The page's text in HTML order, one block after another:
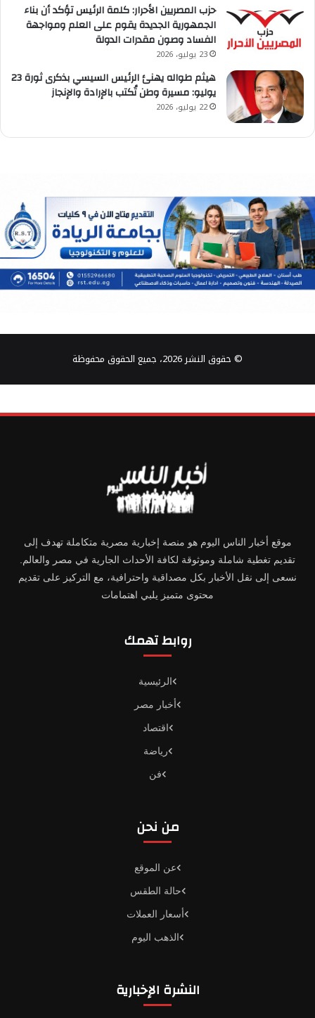
حزب المصريين الأحرار: كلمة الرئيس تؤكد أن بناء
الجمهورية الجديدة يقوم على العلم ومواجهة
الفساد وصون مقدرات الدولة
23 يوليو، 2026
هيثم طواله يهنئ الرئيس السيسي بذكرى ثورة 23
يوليو: مسيرة وطن تُكتب بالإرادة والإنجاز
22 يوليو، 2026
© حقوق النشر 2026، جميع الحقوق محفوظة
موقع أخبار الناس اليوم هو منصة إخبارية مصرية متكاملة تهدف إلى
تقديم تغطية شاملة وموثوقة لكافة الأحداث الجارية في مصر والعالم.
نسعى إلى نقل الأخبار بكل مصداقية واحترافية، مع التركيز على تقديم
محتوى متميز يلبي اهتمامات
روابط تهمك
الرئيسية
أخبار مصر
اقتصاد
رياضة
فن
من نحن
عن الموقع
حالة الطقس
أسعار العملات
الذهب اليوم
النشرة الإخبارية